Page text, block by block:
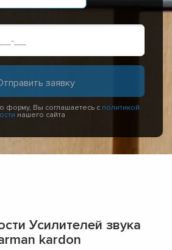
форму, Вы соглашаетесь с политикой
нашего сайта
Усилителей звука
kardon